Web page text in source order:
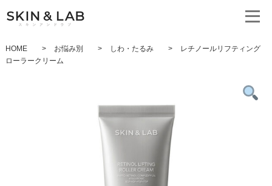
HOME > お悩み別 > しわ・たるみ >
レチノールリフティング
ローラークリーム